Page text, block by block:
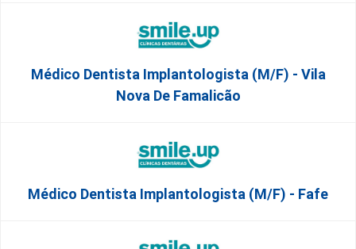
Médico Dentista Implantologista (M/F) - Vila
Nova De Famalicão
Médico Dentista Implantologista (M/F) - Fafe